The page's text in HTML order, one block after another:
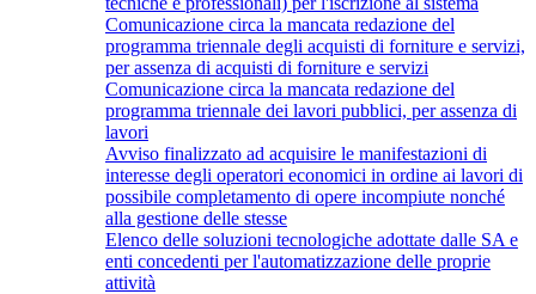
Comunicazione circa la mancata redazione del
programma triennale degli acquisti di forniture e servizi,
per assenza di acquisti di forniture e servizi
Comunicazione circa la mancata redazione del
programma triennale dei lavori pubblici, per assenza di
lavori
Avviso finalizzato ad acquisire le manifestazioni di
interesse degli operatori economici in ordine ai lavori di
possibile completamento di opere incompiute nonché
alla gestione delle stesse
Elenco delle soluzioni tecnologiche adottate dalle SA e
enti concedenti per l'automatizzazione delle proprie
attività